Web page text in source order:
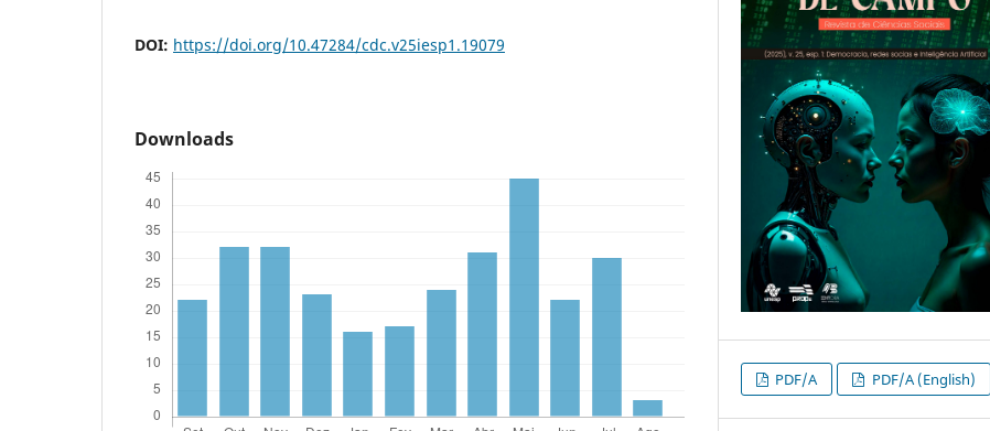
DOI: https://doi.org/10.47284/cdc.v25iesp1.19079
Downloads
PDF/A PDF/A (English)